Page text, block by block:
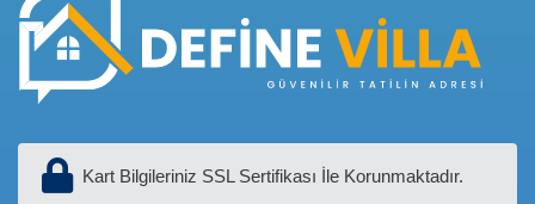
Kart Bilgileriniz SSL Sertifikası İle Korunmaktadır.